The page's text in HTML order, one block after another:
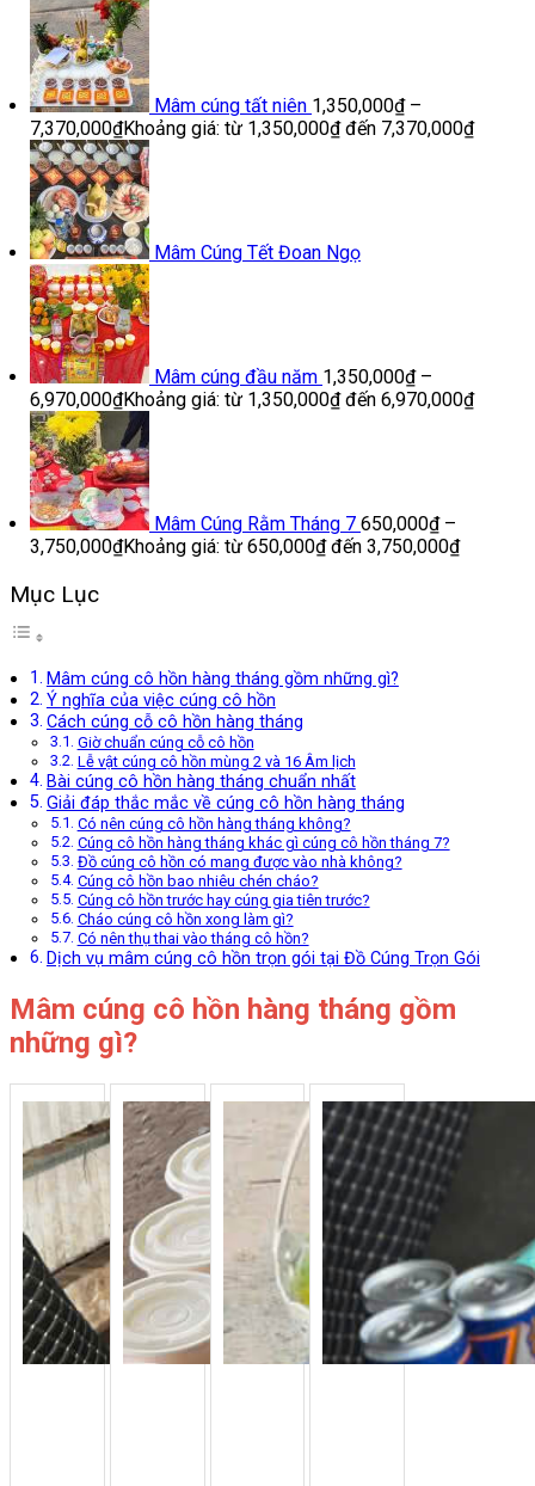
Mâm cúng tất niên 1,350,000₫ –
7,370,000₫Khoảng giá: từ 1,350,000₫ đến 7,370,000₫
Mâm Cúng Tết Đoan Ngọ
Mâm cúng đầu năm 1,350,000₫ –
6,970,000₫Khoảng giá: từ 1,350,000₫ đến 6,970,000₫
Mâm Cúng Rằm Tháng 7 650,000₫ –
3,750,000₫Khoảng giá: từ 650,000₫ đến 3,750,000₫
Mục Lục
Mâm cúng cô hồn hàng tháng gồm những gì?
Ý nghĩa của việc cúng cô hồn
Cách cúng cỗ cô hồn hàng tháng
Giờ chuẩn cúng cỗ cô hồn
Lễ vật cúng cô hồn mùng 2 và 16 Âm lịch
Bài cúng cô hồn hàng tháng chuẩn nhất
Giải đáp thắc mắc về cúng cô hồn hàng tháng
Có nên cúng cô hồn hàng tháng không?
Cúng cô hồn hàng tháng khác gì cúng cô hồn tháng 7?
Đồ cúng cô hồn có mang được vào nhà không?
Cúng cô hồn bao nhiêu chén cháo?
Cúng cô hồn trước hay cúng gia tiên trước?
Cháo cúng cô hồn xong làm gì?
Có nên thụ thai vào tháng cô hồn?
Dịch vụ mâm cúng cô hồn trọn gói tại Đồ Cúng Trọn Gói
Mâm cúng cô hồn hàng tháng gồm
những gì?